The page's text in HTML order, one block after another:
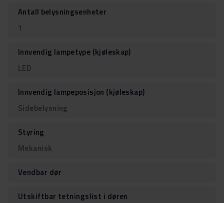
Antall belysningsenheter
1
Innvendig lampetype (kjøleskap)
LED
Innvendig lampeposisjon (kjøleskap)
Sidebelysning
Styring
Mekanisk
Vendbar dør
Utskiftbar tetningslist i døren